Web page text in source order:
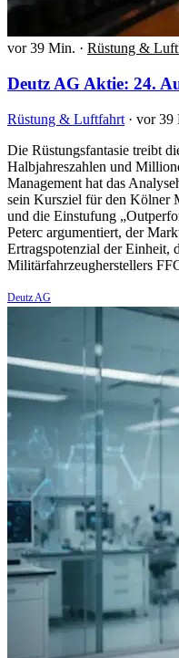
vor 39 Min. · Rüstung &
Deutz AG Aktie: 24.
Rüstung & Luftfahrt · vor 39
Die Rüstungsfantasie treibt
Halbjahreszahlen und
Management hat das
sein Kursziel für den Kölner
und die Einstufung
Peterc argumentiert, der
Ertragspotenzial der Einheit,
Militärfahrzeugherstellers
Deutz AG